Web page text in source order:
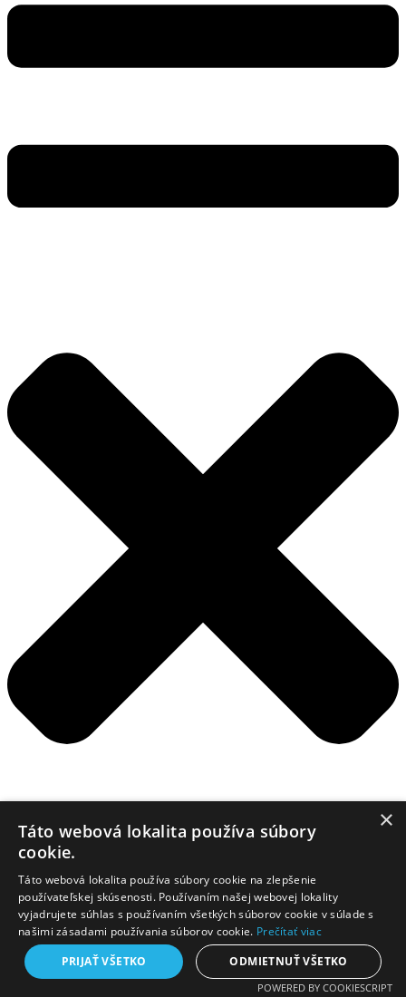
×
Táto webová lokalita používa súbory
cookie.
Táto webová lokalita používa súbory cookie na zlepšenie
používateľskej skúsenosti. Používaním našej webovej lokality
vyjadrujete súhlas s používaním všetkých súborov cookie v súlade s
našimi zásadami používania súborov cookie. Prečítať viac
PRIJAŤ VŠETKO
ODMIETNUŤ VŠETKO
POWERED BY COOKIESCRIPT